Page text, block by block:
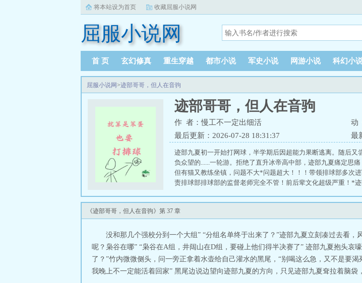
将本站设为首页 收藏屈服小说网
屈服小说网
首 页 玄幻修真 重生穿越 都市小说 军史小说 网游小说 科幻小
屈服小说网>迹部哥哥，但人在音驹
迹部哥哥，但人在音驹
作 者：慢工不一定出细活 动
最后更新：2026-07-28 18:31:37
最
迹部九夏初一开始打网球，半学期后因超能力果断逃离。随后
负众望的......一轮游。拒绝了直升冰帝高中部，迹部九夏痛定
但有猫又教练坐镇，问题不大*问题超大！！！带领排球部多次
责排球部排球部的监督老师完全不管！前后辈文化超级严重！*
级主力”“我记得往年实力音驹还不错吧，三年级怎么还集体退
部其实是不良社团！现任部长蛰伏三年终于在新入门的王牌也就
少年》剧情开始的时候是高三2、主角是《网球王子》中迹部景
球。PS：虽然是兄弟，但性格完全没有相似之处。3、作者本
《迹部哥哥，但人在音驹》第 37 章
没和那几个强校分到一个大组” “分组名单终于出来了？”迹部九夏立刻凑过去看
呢？枭谷在哪” “枭谷在A组，井闼山在D组，要碰上他们得半决赛了” 迹部九夏抱头哀
了？”竹内微微侧头，问一旁正拿着水壶给自己灌水的黑尾，“别喝这么急，又不是要
我晚上不一定能活着回家” 黑尾边说边望向迹部九夏的方向，只见迹部九夏耷拉着脑